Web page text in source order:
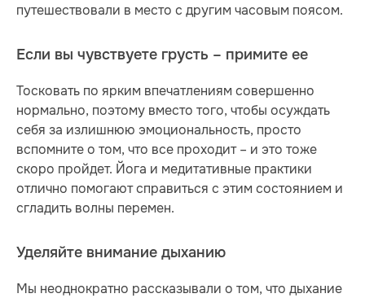
путешествовали в место с другим часовым поясом.
Если вы чувствуете грусть – примите ее
Тосковать по ярким впечатлениям совершенно
нормально, поэтому вместо того, чтобы осуждать
себя за излишнюю эмоциональность, просто
вспомните о том, что все проходит – и это тоже
скоро пройдет. Йога и медитативные практики
отлично помогают справиться с этим состоянием и
сгладить волны перемен.
Уделяйте внимание дыханию
Мы неоднократно рассказывали о том, что дыхание